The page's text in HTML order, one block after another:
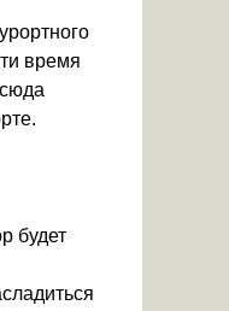
время
будет